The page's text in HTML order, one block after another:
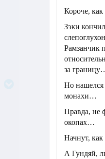
Короче,
Зэки
Рамзанчик
за
Но нашелся
монахи…
Правда, не
окопах…
Начнут,
А Гундяй,